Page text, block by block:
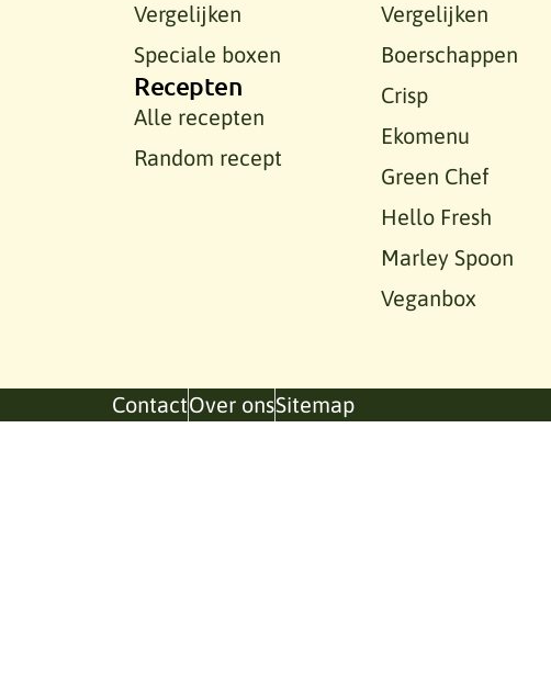
Vergelijken
Speciale boxen
Recepten
Alle recepten
Random recept
Vergelijken
Boerschappen
Crisp
Ekomenu
Green Chef
Hello Fresh
Marley Spoon
Veganbox
ContactOver onsSitemap